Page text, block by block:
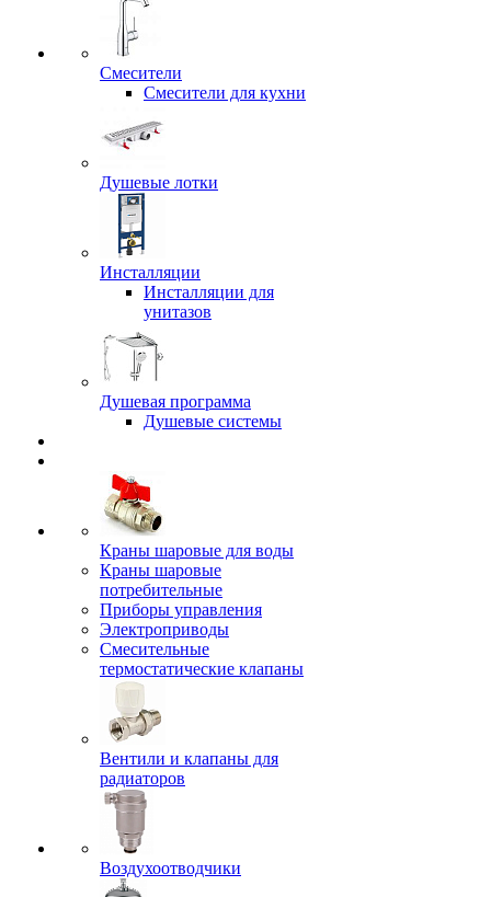
Смесители
Смесители для кухни
Душевые лотки
Инсталляции
Инсталляции для
унитазов
Душевая программа
Душевые системы
Краны шаровые для воды
Краны шаровые
потребительные
Приборы управления
Электроприводы
Смесительные
термостатические клапаны
Вентили и клапаны для
радиаторов
Воздухоотводчики